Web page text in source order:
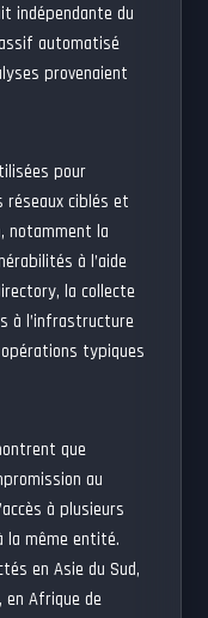
indépendante du
automatisé
provenaient
pour
réseaux ciblés et
notamment la
à l’aide
la collecte
à l’infrastructure
opérations typiques
que
au
à plusieurs
la même entité.
en Asie du Sud,
en Afrique de